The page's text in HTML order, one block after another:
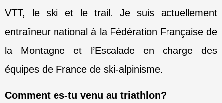
VTT, le ski et le trail. Je suis actuellement
entraîneur national à la Fédération Française de
la Montagne et l’Escalade en charge des
équipes de France de ski-alpinisme.
Comment es-tu venu au triathlon?